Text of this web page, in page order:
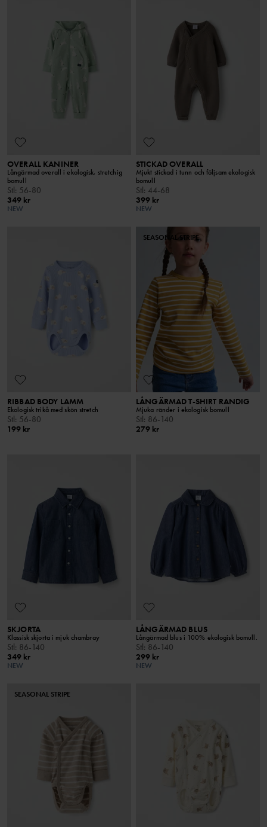
OVERALL KANINER
Långärmad overall i ekologisk, stretchig
bomull
Stl: 56-80
349 kr
NEW
STICKAD OVERALL
Mjukt stickad i tunn och följsam ekologisk
bomull
Stl: 44-68
399 kr
NEW
RIBBAD BODY LAMM
Ekologisk trikå med skön stretch
Stl: 56-80
199 kr
SEASONAL STRIPE
LÅNGÄRMAD T-SHIRT RANDIG
Mjuka ränder i ekologisk bomull
Stl: 86-140
279 kr
SKJORTA
Klassisk skjorta i mjuk chambray
Stl: 86-140
349 kr
NEW
LÅNGÄRMAD BLUS
Långärmad blus i 100% ekologisk bomull.
Stl: 86-140
299 kr
NEW
SEASONAL STRIPE